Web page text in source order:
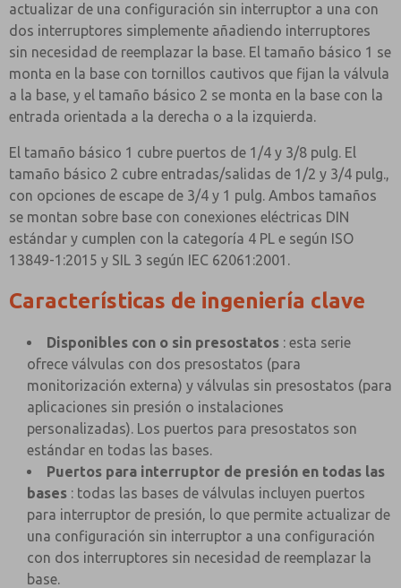
actualizar de una configuración sin interruptor a una con
dos interruptores simplemente añadiendo interruptores
sin necesidad de reemplazar la base. El tamaño básico 1 se
monta en la base con tornillos cautivos que fijan la válvula
a la base, y el tamaño básico 2 se monta en la base con la
entrada orientada a la derecha o a la izquierda.
El tamaño básico 1 cubre puertos de 1/4 y 3/8 pulg. El
tamaño básico 2 cubre entradas/salidas de 1/2 y 3/4 pulg.,
con opciones de escape de 3/4 y 1 pulg. Ambos tamaños
se montan sobre base con conexiones eléctricas DIN
estándar y cumplen con la categoría 4 PL e según ISO
13849-1:2015 y SIL 3 según IEC 62061:2001.
Características de ingeniería clave
Disponibles con o sin presostatos : esta serie
ofrece válvulas con dos presostatos (para
monitorización externa) y válvulas sin presostatos (para
aplicaciones sin presión o instalaciones
personalizadas). Los puertos para presostatos son
estándar en todas las bases.
Puertos para interruptor de presión en todas las
bases : todas las bases de válvulas incluyen puertos
para interruptor de presión, lo que permite actualizar de
una configuración sin interruptor a una configuración
con dos interruptores sin necesidad de reemplazar la
base.